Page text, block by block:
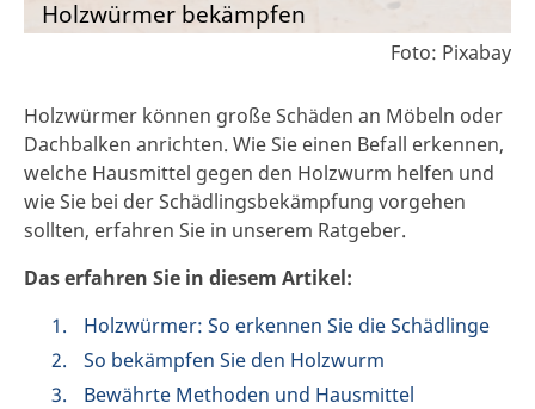
Holzwürmer bekämpfen
Foto: Pixabay
Holzwürmer können große Schäden an Möbeln oder
Dachbalken anrichten. Wie Sie einen Befall erkennen,
welche Hausmittel gegen den Holzwurm helfen und
wie Sie bei der Schädlingsbekämpfung vorgehen
sollten, erfahren Sie in unserem Ratgeber.
Das erfahren Sie in diesem Artikel:
Holzwürmer: So erkennen Sie die Schädlinge
So bekämpfen Sie den Holzwurm
Bewährte Methoden und Hausmittel